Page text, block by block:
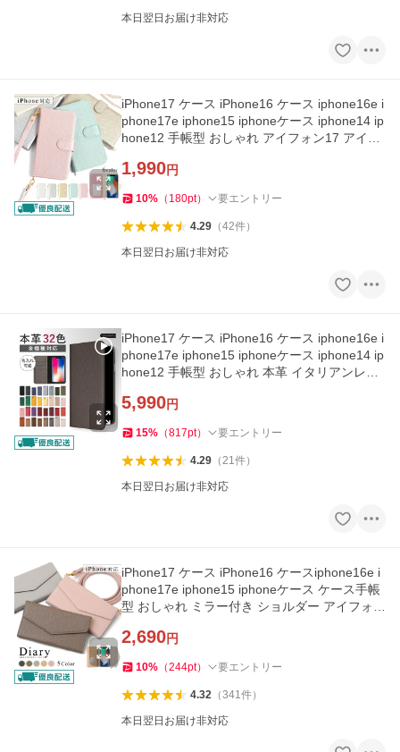
本日翌日お届け非対応
iPhone17 ケース iPhone16 ケース iphone16e i
phone17e iphone15 iphoneケース iphone14 ip
hone12 手帳型 おしゃれ アイフォン17 アイフ
1,990円
10% （ 180pt） 要エントリー
4.29（42件）
本日翌日お届け非対応
iPhone17 ケース iPhone16 ケース iphone16e i
phone17e iphone15 iphoneケース iphone14 ip
hone12 手帳型 おしゃれ 本革 イタリアンレザ
5,990円
15% （817pt） 要エントリー
4.29（21件）
本日翌日お届け非対応
iPhone17 ケース iPhone16 ケースiphone16e i
phone17e iphone15 iphoneケース ケース手帳
型 おしゃれ ミラー付き ショルダー アイフォン
2,690円
10% （244pt） 要エントリー
4.32（341件）
本日翌日お届け非対応